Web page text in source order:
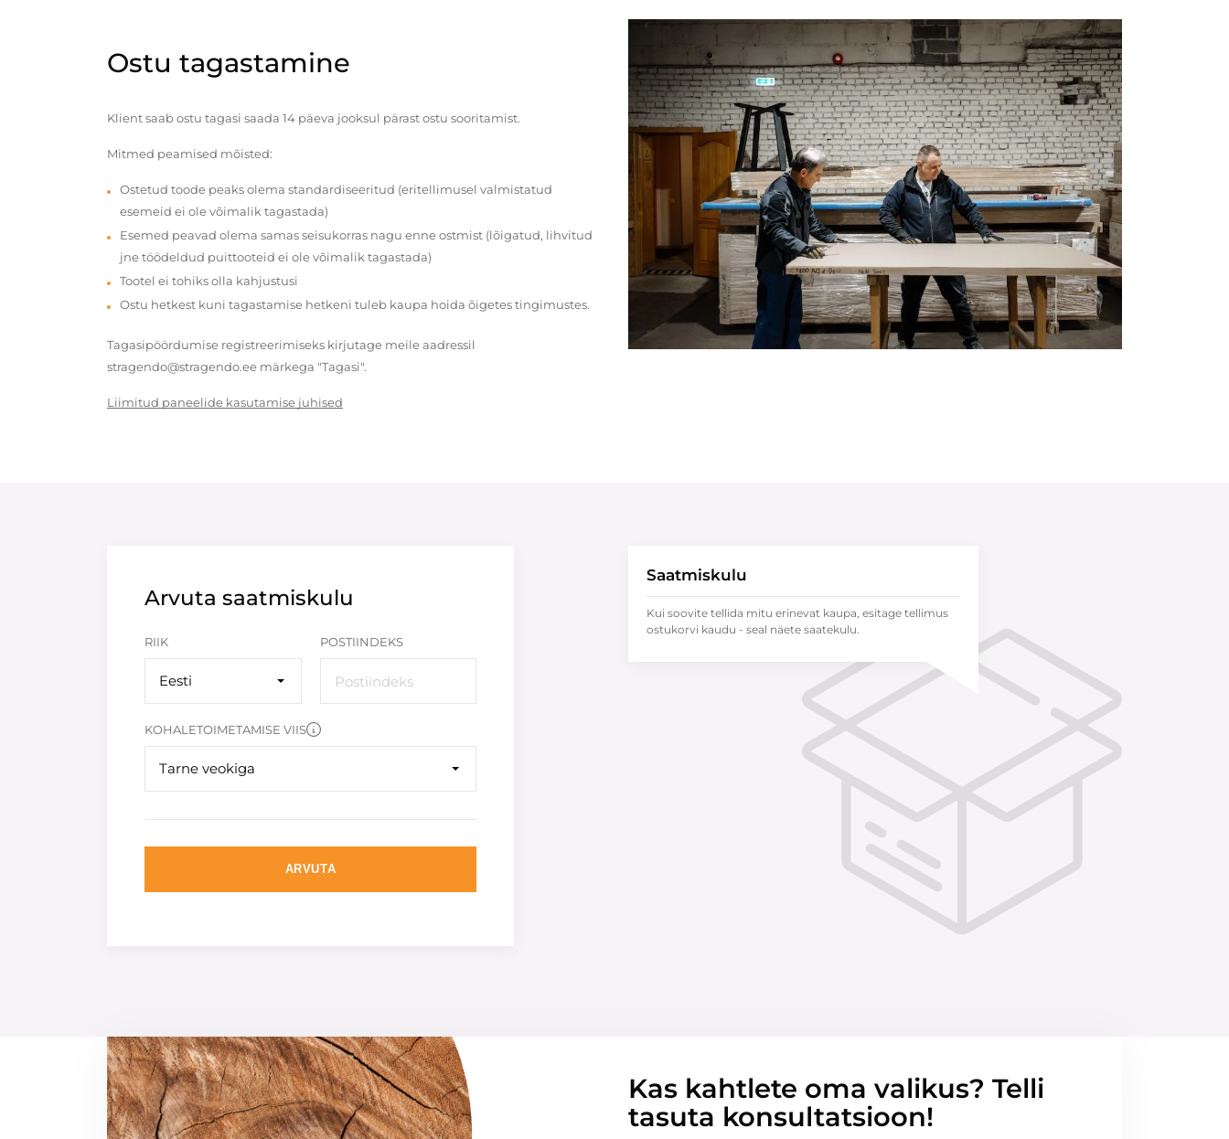
Ostu tagastamine
Klient saab ostu tagasi saada 14 päeva jooksul pärast ostu sooritamist.
Mitmed peamised mõisted:
Ostetud toode peaks olema standardiseeritud (eritellimusel valmistatud
esemeid ei ole võimalik tagastada)
Esemed peavad olema samas seisukorras nagu enne ostmist (lõigatud, lihvitud
jne töödeldud puittooteid ei ole võimalik tagastada)
Tootel ei tohiks olla kahjustusi
Ostu hetkest kuni tagastamise hetkeni tuleb kaupa hoida õigetes tingimustes.
Tagasipöördumise registreerimiseks kirjutage meile aadressil
stragendo@stragendo.ee märkega "Tagasi".
Liimitud paneelide kasutamise juhised
Arvuta saatmiskulu
RIIK
Eesti
POSTIINDEKS
KOHALETOIMETAMISE VIIS
Tarne veokiga
ARVUTA
Saatmiskulu
Kui soovite tellida mitu erinevat kaupa, esitage tellimus
ostukorvi kaudu - seal näete saatekulu.
Kas kahtlete oma valikus? Telli
tasuta konsultatsioon!